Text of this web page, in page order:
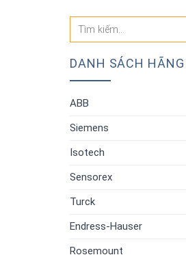
DANH SÁCH HÃNG
ABB
Siemens
Isotech
Sensorex
Turck
Endress-Hauser
Rosemount